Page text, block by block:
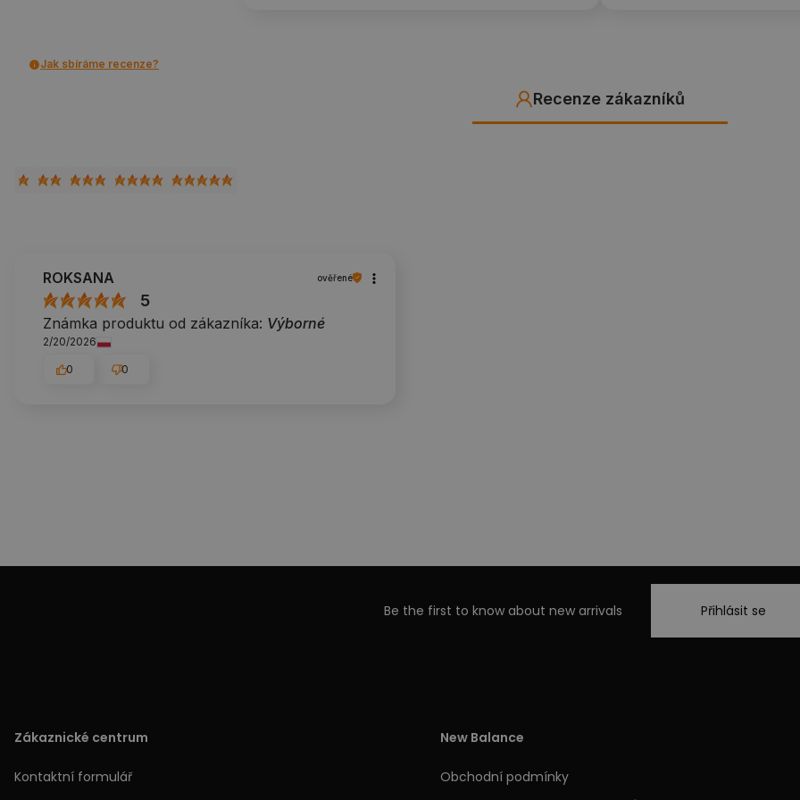
Jak sbíráme recenze?
Recenze zákazníků
ROKSANA ověřené
5
Známka produktu od zákazníka: Výborné
2/20/2026
0 0
Be the first to know about new arrivals Přihlásit se
Zákaznické centrum
Kontaktní formulář
New Balance
Obchodní podmínky